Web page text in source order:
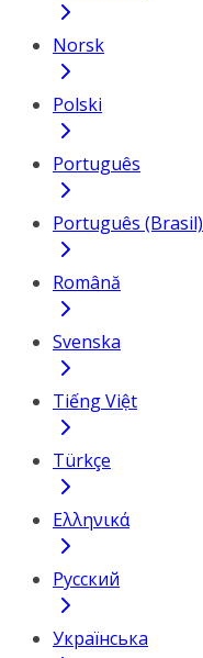
Norsk
Polski
Português
Português (Brasil)
Română
Svenska
Tiếng Việt
Türkçe
Ελληνικά
Русский
Українська